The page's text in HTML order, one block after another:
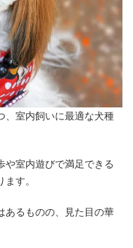
、室内飼いに最適な犬種
や室内遊びで満足できる
す。
あるものの、見た目の華